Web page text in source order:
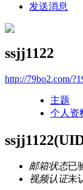
发送消息
ssjj1122
http://79bo2.com/
主题
个人资
ssjj1122
邮箱状态已
视频认证未